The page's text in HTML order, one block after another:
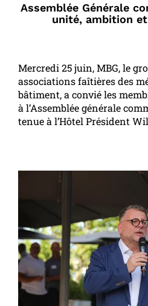
Assemblée Générale
unité, ambition
Mercredi 25 juin, MBG, le
associations faîtières des
bâtiment, a convié les
à l’Assemblée générale
tenue à l’Hôtel Président